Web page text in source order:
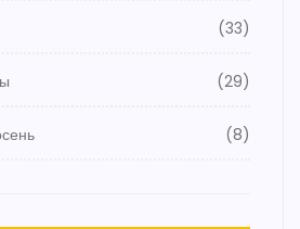
(33)
(29)
(8)